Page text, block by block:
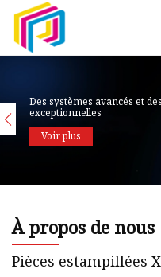
Des systèmes avancés et
exceptionnelles
Voir plus
À propos de nous
Pièces estampillées